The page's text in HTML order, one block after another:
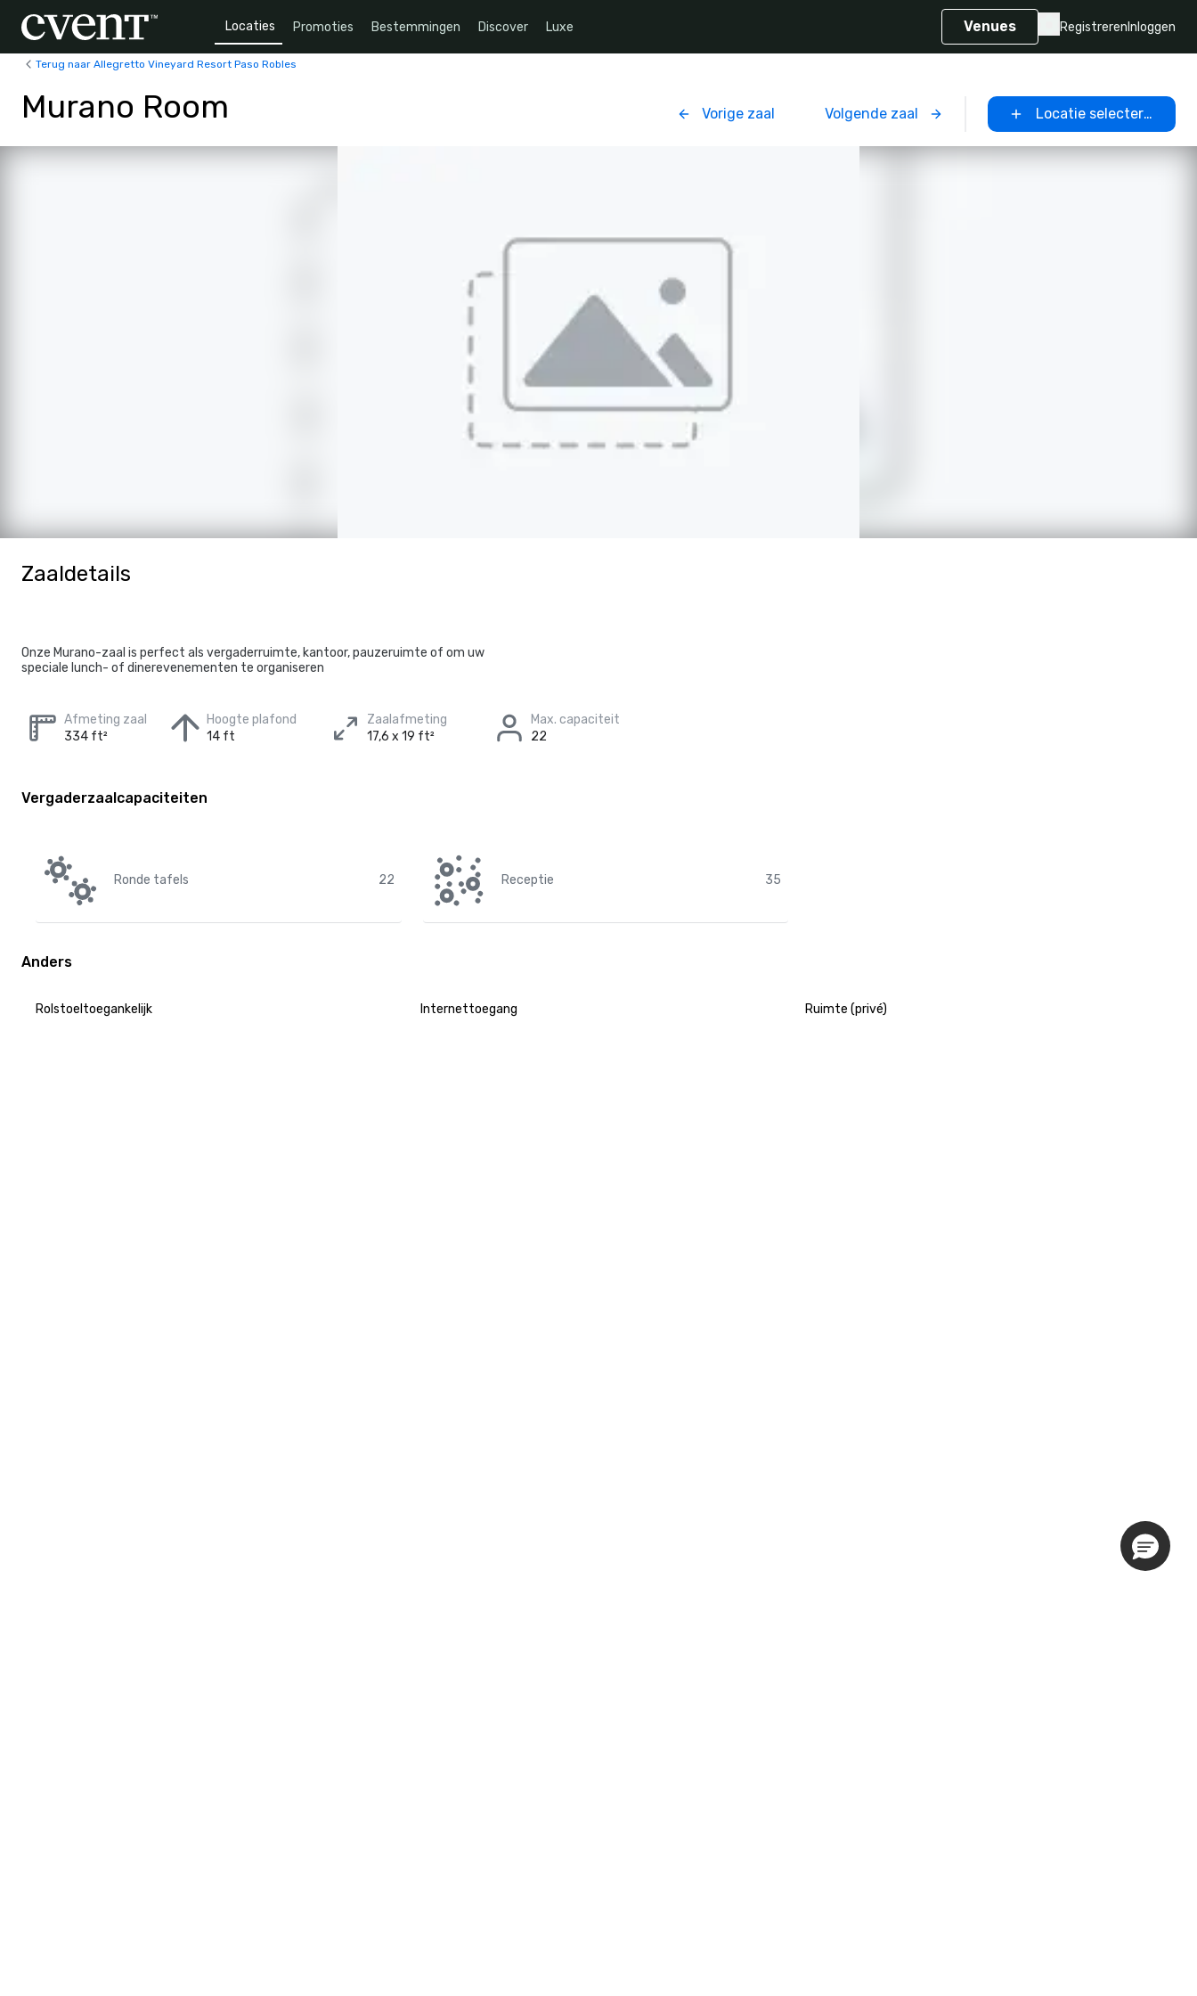
Locaties Promoties Bestemmingen Discover Luxe Venues Registreren Inloggen
Terug naar Allegretto Vineyard Resort Paso Robles
Murano Room Vorige zaal Volgende zaal Locatie selecteren
Zaaldetails
Onze Murano-zaal is perfect als vergaderruimte, kantoor, pauzeruimte of om uw
speciale lunch- of dinerevenementen te organiseren
Afmeting zaal
334 ft²
Hoogte plafond
14 ft
Zaalafmeting
17,6 x 19 ft²
Max. capaciteit
22
Vergaderzaalcapaciteiten
Ronde tafels 22 Receptie 35
Anders
Rolstoeltoegankelijk Internettoegang Ruimte (privé)